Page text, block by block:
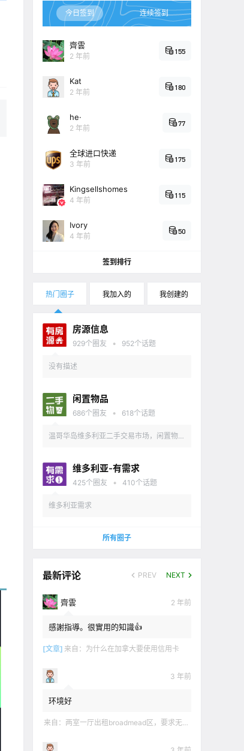
今日签到 连续签到
齊雲
2 年前
155
Kat
2 年前
180
he·
2 年前
77
全球进口快递
3 年前
175
Kingsellshomes
4 年前
115
Ivory
4 年前
50
签到排行
热门圈子 我加入的 我创建的
房源信息
929个圈友 • 952个话题
没有描述
闲置物品
686个圈友 • 618个话题
温哥华岛维多利亚二手交易市场，闲置物品
维多利亚-有需求
425个圈友 • 410个话题
维多利亚需求
所有圈子
最新评论 PREV NEXT
齊雲 2 年前
感謝指導。很實用的知識👍
[文章] 来自： 为什么在加拿大要使用信用卡
3 年前
环境好
来自： 两室一厅出租broadmead区，要求无烟无宠无麻无party，租金2200不包水电有意短信联系2508858496